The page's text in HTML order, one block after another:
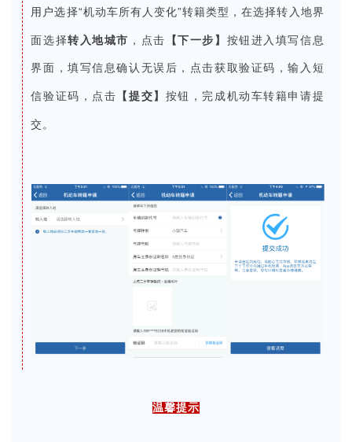
用户选择“机动车所有人变化”转籍类型，在选择转入地界
面选择转入地城市 ，点击 【下一步】 按钮进入填写信息
界面，填写信息确认无误后，点击获取验证码，输入短
信验证码，点击 【提交】 按钮，完成机动车转籍申请提
交。
温馨提示